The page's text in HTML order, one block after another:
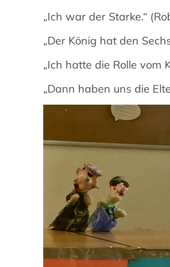
„Ich war der Starke.“
„Der König hat den
„Ich hatte die Rolle vom
„Dann haben uns die